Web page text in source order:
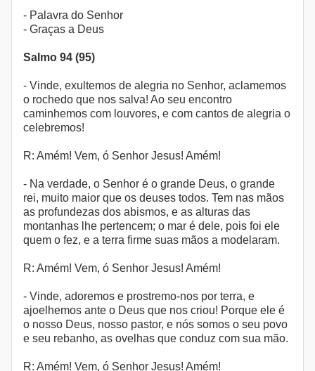
- Palavra do Senhor
- Graças a Deus
Salmo 94 (95)
- Vinde, exultemos de alegria no Senhor, aclamemos
o rochedo que nos salva! Ao seu encontro
caminhemos com louvores, e com cantos de alegria o
celebremos!
R: Amém! Vem, ó Senhor Jesus! Amém!
- Na verdade, o Senhor é o grande Deus, o grande
rei, muito maior que os deuses todos. Tem nas mãos
as profundezas dos abismos, e as alturas das
montanhas lhe pertencem; o mar é dele, pois foi ele
quem o fez, e a terra firme suas mãos a modelaram.
R: Amém! Vem, ó Senhor Jesus! Amém!
- Vinde, adoremos e prostremo-nos por terra, e
ajoelhemos ante o Deus que nos criou! Porque ele é
o nosso Deus, nosso pastor, e nós somos o seu povo
e seu rebanho, as ovelhas que conduz com sua mão.
R: Amém! Vem, ó Senhor Jesus! Amém!